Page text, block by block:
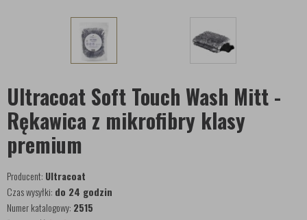
Ultracoat Soft Touch Wash Mitt -
Rękawica z mikrofibry klasy
premium
Producent: Ultracoat
Czas wysyłki: do 24 godzin
Numer katalogowy: 2515